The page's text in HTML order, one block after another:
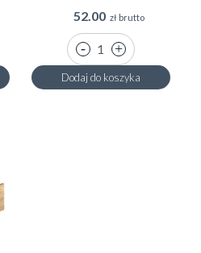
52.00 zł brutto
Dodaj do koszyka